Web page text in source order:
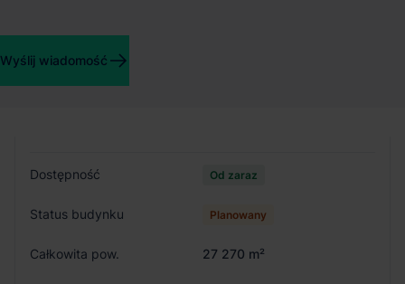
Szczegóły budynków
Dostępność Od zaraz
Status budynku Planowany
Całkowita pow. 27 270 m²
Wyślij wiadomość